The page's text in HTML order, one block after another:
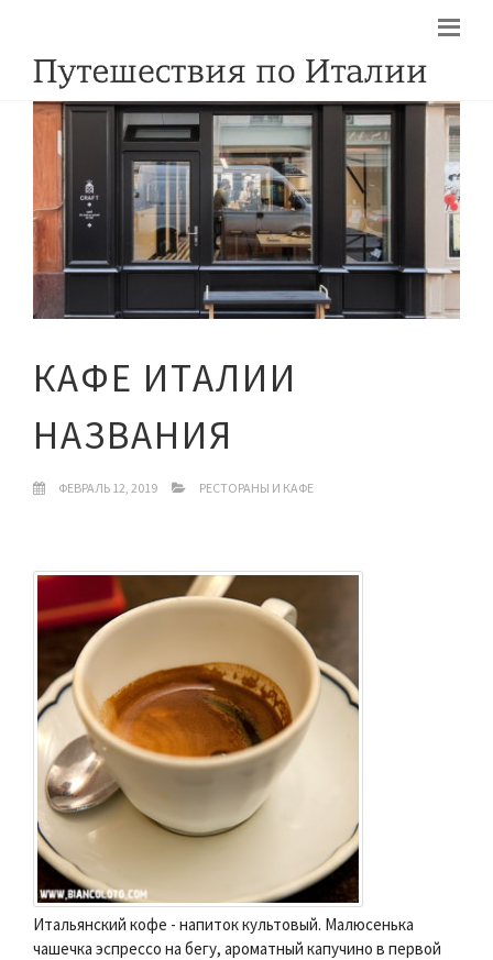
КАФЕ ИТАЛИИ
НАЗВАНИЯ
ФЕВРАЛЬ 12, 2019 РЕСТОРАНЫ И КАФЕ
Итальянский кофе - напиток культовый. Малюсенька
чашечка эспрессо на бегу, ароматный капучино в первой